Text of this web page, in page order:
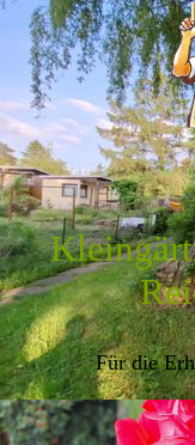
Für die